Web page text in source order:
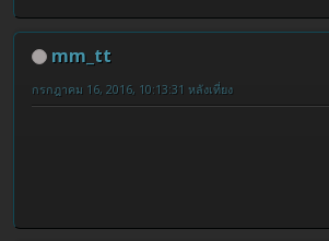
mm_tt
กรกฎาคม 16, 2016, 10:13:31 หลังเที่ยง